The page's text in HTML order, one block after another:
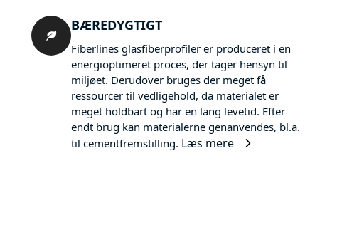
BÆREDYGTIGT
Fiberlines glasfiberprofiler er produceret i en
energioptimeret proces, der tager hensyn til
miljøet. Derudover bruges der meget få
ressourcer til vedligehold, da materialet er
meget holdbart og har en lang levetid. Efter
endt brug kan materialerne genanvendes, bl.a.
til cementfremstilling. Læs mere